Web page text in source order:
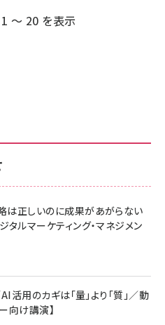
ジ
～ 20 を表示
は正しいのに成果があがらない
ルマーケティング・マネジメン
用のカギは「量」より「質」／動
向け講演】